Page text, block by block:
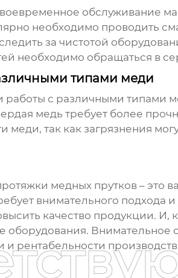
обслуживание
необходимо проводить
за чистотой
необходимо обращаться в
типами меди
работы с различными типами
медь требует более
меди, так как загрязнения
медных прутков– это
внимательного подхода
качество продукции.
Внимательное
рентабельности